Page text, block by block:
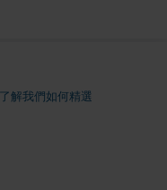
了解我們如何精選